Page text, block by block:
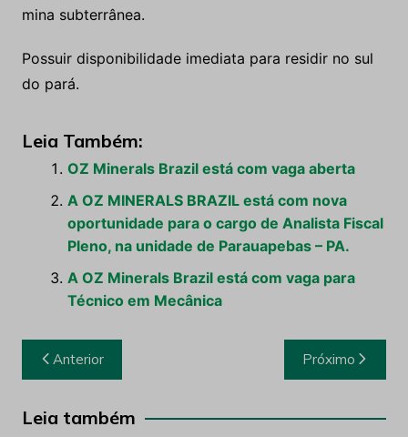
mina subterrânea.
Possuir disponibilidade imediata para residir no sul
do pará.
Leia Também:
OZ Minerals Brazil está com vaga aberta
A OZ MINERALS BRAZIL está com nova
oportunidade para o cargo de Analista Fiscal
Pleno, na unidade de Parauapebas – PA.
A OZ Minerals Brazil está com vaga para
Técnico em Mecânica
Navegação
de
Post
Anterior Próximo
Leia também